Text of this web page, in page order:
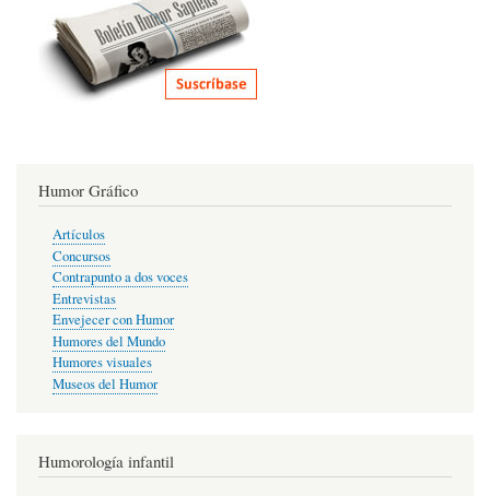
Humor Gráfico
Artículos
Concursos
Contrapunto a dos voces
Entrevistas
Envejecer con Humor
Humores del Mundo
Humores visuales
Museos del Humor
Humorología infantil